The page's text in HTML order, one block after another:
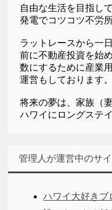
自由な生活を目指し
発電でコツコツ不労
ラットレースから一
前に不動産投資を始
数にするために産業
運営もしております。
将来の夢は、家族（
ハワイにロングステ
管理人が運営中のサイ
ハワイ大好きブ